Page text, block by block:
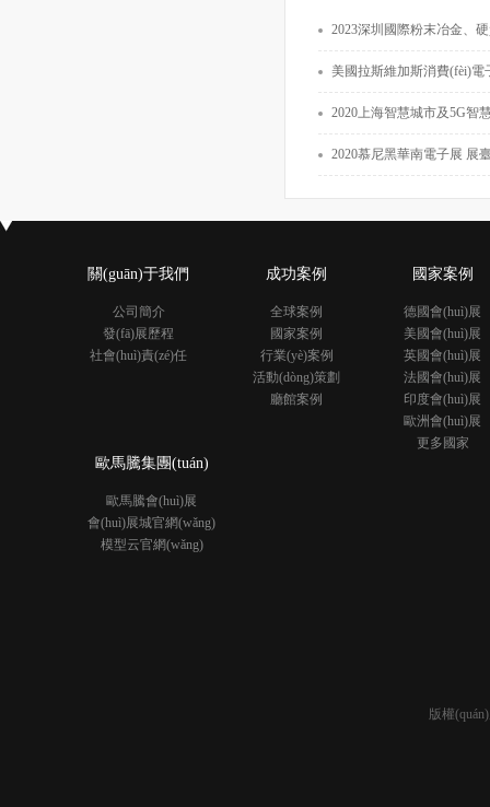
2023深圳國際粉末冶金、硬質(zhì)合金及先
美國拉斯維加斯消費(fèi)電子展覽
2020上海智慧城市及5G智慧路燈桿展覽會(huì)
2020慕尼黑華南電子展 展臺(tái)設
關(guān)于我們
公司簡介
發(fā)展歷程
社會(huì)責(zé)任
成功案例
全球案例
國家案例
行業(yè)案例
活動(dòng)策劃
廳館案例
國家案例
德國會(huì)展
美國會(huì)展
英國會(huì)展
法國會(huì)展
印度會(huì)展
歐洲會(huì)展
更多國家
歐馬騰集團(tuán)
歐馬騰會(huì)展
會(huì)展城官網(wǎng)
模型云官網(wǎng)
版權